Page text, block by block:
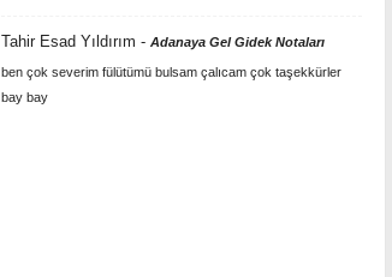
Tahir Esad Yıldırım - Adanaya Gel Gidek Notaları
ben çok severim fülütümü bulsam çalıcam çok taşekkürler
bay bay